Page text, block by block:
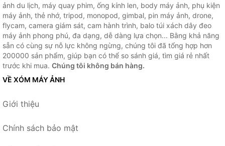
ảnh du lịch, máy quay phim, ống kính len, body máy ảnh, phụ kiện
máy ảnh, thẻ nhớ, tripod, monopod, gimbal, pin máy ảnh, drone,
flycam, camera giám sát, cam hành trình, balo túi xách dây đeo
máy ảnh phong phú, đa dạng, dễ dàng lựa chọn... Bằng khả năng
sẵn có cùng sự nỗ lực không ngừng, chúng tôi đã tổng hợp hơn
200000 sản phẩm, giúp bạn có thể so sánh giá, tìm giá rẻ nhất
trước khi mua. Chúng tôi không bán hàng.
VỀ XÓM MÁY ẢNH
Giới thiệu
Chính sách bảo mật